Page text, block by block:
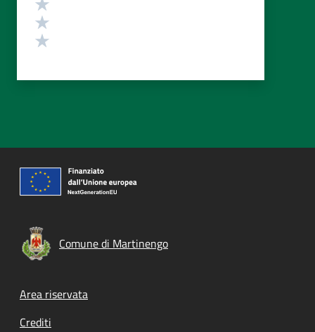
Comune di Martinengo
Footer menu
Area riservata
Crediti